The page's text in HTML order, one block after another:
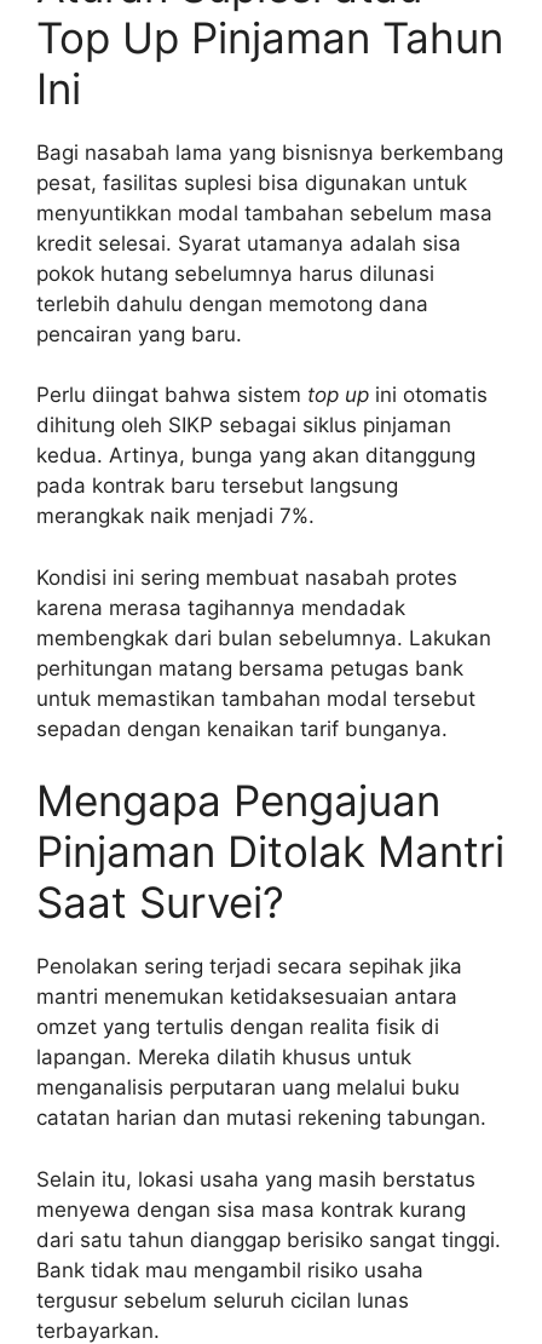
Top Up Pinjaman Tahun
Ini
Bagi nasabah lama yang bisnisnya berkembang
pesat, fasilitas suplesi bisa digunakan untuk
menyuntikkan modal tambahan sebelum masa
kredit selesai. Syarat utamanya adalah sisa
pokok hutang sebelumnya harus dilunasi
terlebih dahulu dengan memotong dana
pencairan yang baru.
Perlu diingat bahwa sistem top up ini otomatis
dihitung oleh SIKP sebagai siklus pinjaman
kedua. Artinya, bunga yang akan ditanggung
pada kontrak baru tersebut langsung
merangkak naik menjadi 7%.
Kondisi ini sering membuat nasabah protes
karena merasa tagihannya mendadak
membengkak dari bulan sebelumnya. Lakukan
perhitungan matang bersama petugas bank
untuk memastikan tambahan modal tersebut
sepadan dengan kenaikan tarif bunganya.
Mengapa Pengajuan
Pinjaman Ditolak Mantri
Saat Survei?
Penolakan sering terjadi secara sepihak jika
mantri menemukan ketidaksesuaian antara
omzet yang tertulis dengan realita fisik di
lapangan. Mereka dilatih khusus untuk
menganalisis perputaran uang melalui buku
catatan harian dan mutasi rekening tabungan.
Selain itu, lokasi usaha yang masih berstatus
menyewa dengan sisa masa kontrak kurang
dari satu tahun dianggap berisiko sangat tinggi.
Bank tidak mau mengambil risiko usaha
tergusur sebelum seluruh cicilan lunas
terbayarkan.